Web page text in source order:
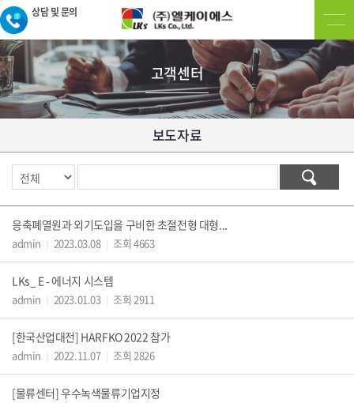
상담 및 문의
고객센터
보도자료
응축폐열원과 외기도입을 구비한 초절전형 대형...
admin | 2023.03.08 | 조회 4663
LKs_ E - 에너지 시스템
admin | 2023.01.03 | 조회 2911
[한국산업대전] HARFKO 2022 참가
admin | 2022.11.07 | 조회 2826
[물류센터] 우수녹색물류기업지정